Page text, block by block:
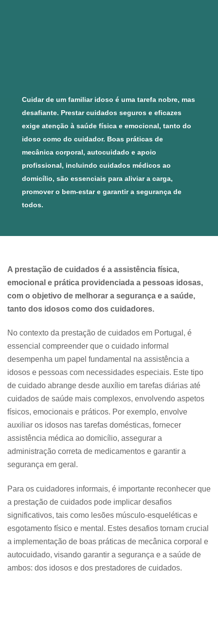
Cuidar de um familiar idoso é uma tarefa nobre, mas
desafiante. Prestar cuidados seguros e eficazes
exige atenção à saúde física e emocional, tanto do
idoso como do cuidador. Boas práticas de
mecânica corporal, autocuidado e apoio
profissional, incluindo cuidados médicos ao
domicílio, são essenciais para aliviar a carga,
promover o bem-estar e garantir a segurança de
todos.
A prestação de cuidados é a assistência física,
emocional e prática providenciada a pessoas idosas,
com o objetivo de melhorar a segurança e a saúde,
tanto dos idosos como dos cuidadores.
No contexto da prestação de cuidados em Portugal, é
essencial compreender que o cuidado informal
desempenha um papel fundamental na assistência a
idosos e pessoas com necessidades especiais. Este tipo
de cuidado abrange desde auxílio em tarefas diárias até
cuidados de saúde mais complexos, envolvendo aspetos
físicos, emocionais e práticos. Por exemplo, envolve
auxiliar os idosos nas tarefas domésticas, fornecer
assistência médica ao domicílio, assegurar a
administração correta de medicamentos e garantir a
segurança em geral.
Para os cuidadores informais, é importante reconhecer que
a prestação de cuidados pode implicar desafios
significativos, tais como lesões músculo-esqueléticas e
esgotamento físico e mental. Estes desafios tornam crucial
a implementação de boas práticas de mecânica corporal e
autocuidado, visando garantir a segurança e a saúde de
ambos: dos idosos e dos prestadores de cuidados.